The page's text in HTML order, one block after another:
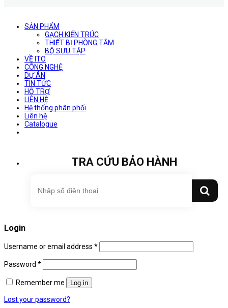
SẢN PHẨM
GẠCH KIẾN TRÚC
THIẾT BỊ PHÒNG TẮM
BỘ SƯU TẬP
VỀ ITO
CÔNG NGHỆ
DỰ ÁN
TIN TỨC
HỖ TRỢ
LIÊN HỆ
Hệ thống phân phối
Liên hệ
Catalogue
TRA CỨU BẢO HÀNH
Login
Username or email address *
Password *
Remember me Log in
Lost your password?